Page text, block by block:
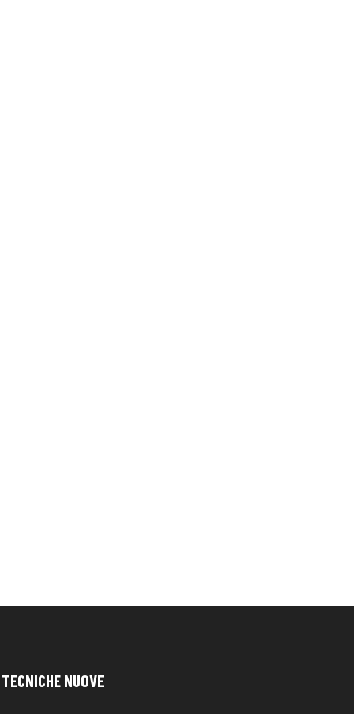
TECNICHE NUOVE